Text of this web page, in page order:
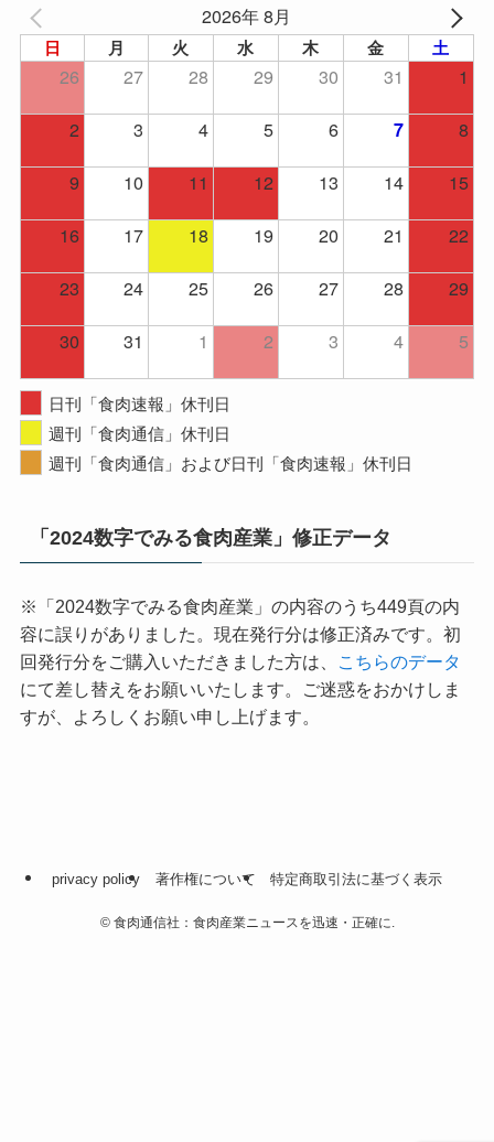
2026年 8月
日 月 火 水 木 金 土
26 27 28 29 30 31
1
2
3 4 5 6 7
8
9
10 11 12 13 14
15
16
17 18 19 20 21
22
23
24 25 26 27 28
29
30
31 1 2 3 4 5
日刊「食肉速報」休刊日
週刊「食肉通信」休刊日
週刊「食肉通信」および日刊「食肉速報」休刊日
「2024数字でみる食肉産業」修正データ
※「2024数字でみる食肉産業」の内容のうち449頁の内
容に誤りがありました。現在発行分は修正済みです。初
回発行分をご購入いただきました方は、
こちらのデータ
にて差し替えをお願いいたします。ご迷惑をおかけしま
すが、よろしくお願い申し上げます。
privacy policy 著作権について 特定商取引法に基づく表示
©食肉通信社：食肉産業ニュースを迅速・正確に.